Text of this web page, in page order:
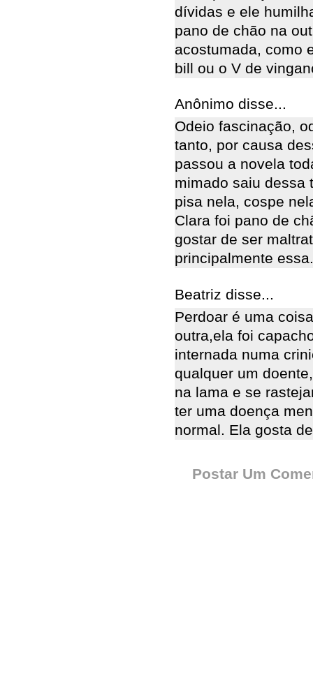
dívidas e ele
pano de chão na
acostumada, como
bill ou o V de
Anônimo disse...
Odeio fascinação,
tanto, por causa
passou a novela
mimado saiu dessa
pisa nela, cospe
Clara foi pano de
gostar de ser
principalmente essa.
Beatriz disse...
Perdoar é uma
outra,ela foi
internada numa
qualquer um
na lama e se
ter uma doença
normal. Ela gosta
Postar Um